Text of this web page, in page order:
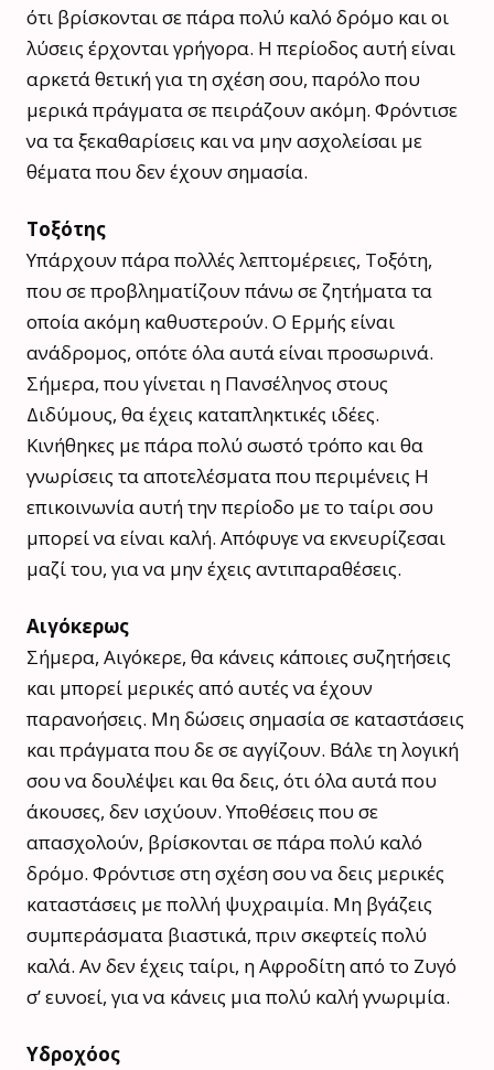
ότι βρίσκονται σε πάρα πολύ καλό δρόμο και οι
λύσεις έρχονται γρήγορα. Η περίοδος αυτή είναι
αρκετά θετική για τη σχέση σου, παρόλο που
μερικά πράγματα σε πειράζουν ακόμη. Φρόντισε
να τα ξεκαθαρίσεις και να μην ασχολείσαι με
θέματα που δεν έχουν σημασία.
Τοξότης
Υπάρχουν πάρα πολλές λεπτομέρειες, Τοξότη,
που σε προβληματίζουν πάνω σε ζητήματα τα
οποία ακόμη καθυστερούν. Ο Ερμής είναι
ανάδρομος, οπότε όλα αυτά είναι προσωρινά.
Σήμερα, που γίνεται η Πανσέληνος στους
Διδύμους, θα έχεις καταπληκτικές ιδέες.
Κινήθηκες με πάρα πολύ σωστό τρόπο και θα
γνωρίσεις τα αποτελέσματα που περιμένεις Η
επικοινωνία αυτή την περίοδο με το ταίρι σου
μπορεί να είναι καλή. Απόφυγε να εκνευρίζεσαι
μαζί του, για να μην έχεις αντιπαραθέσεις.
Αιγόκερως
Σήμερα, Αιγόκερε, θα κάνεις κάποιες συζητήσεις
και μπορεί μερικές από αυτές να έχουν
παρανοήσεις. Μη δώσεις σημασία σε καταστάσεις
και πράγματα που δε σε αγγίζουν. Βάλε τη λογική
σου να δουλέψει και θα δεις, ότι όλα αυτά που
άκουσες, δεν ισχύουν. Υποθέσεις που σε
απασχολούν, βρίσκονται σε πάρα πολύ καλό
δρόμο. Φρόντισε στη σχέση σου να δεις μερικές
καταστάσεις με πολλή ψυχραιμία. Μη βγάζεις
συμπεράσματα βιαστικά, πριν σκεφτείς πολύ
καλά. Αν δεν έχεις ταίρι, η Αφροδίτη από το Ζυγό
σ’ ευνοεί, για να κάνεις μια πολύ καλή γνωριμία.
Υδροχόος